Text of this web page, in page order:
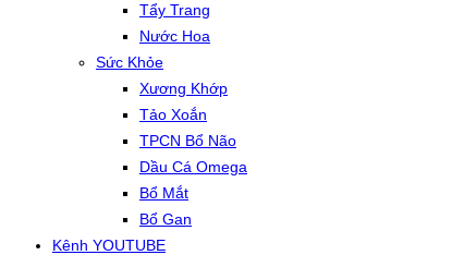
Tẩy Trang
Nước Hoa
Sức Khỏe
Xương Khớp
Tảo Xoắn
TPCN Bổ Não
Dầu Cá Omega
Bổ Mắt
Bổ Gan
Kênh YOUTUBE